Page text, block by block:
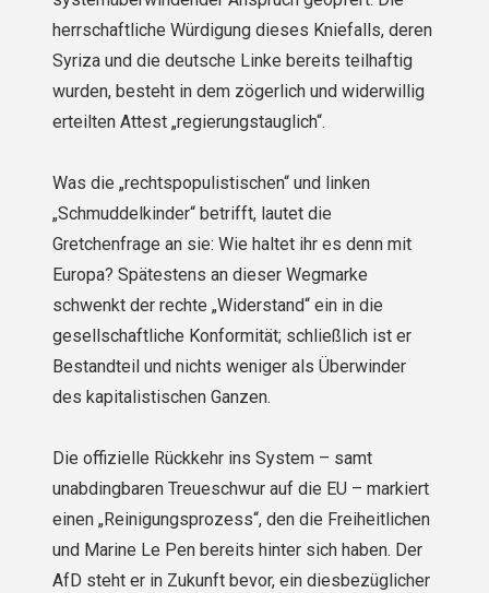
herrschaftliche Würdigung dieses Kniefalls, deren
Syriza und die deutsche Linke bereits teilhaftig
wurden, besteht in dem zögerlich und widerwillig
erteilten Attest „regierungstauglich“.
Was die „rechtspopulistischen“ und linken
„Schmuddelkinder“ betrifft, lautet die
Gretchenfrage an sie: Wie haltet ihr es denn mit
Europa? Spätestens an dieser Wegmarke
schwenkt der rechte „Widerstand“ ein in die
gesellschaftliche Konformität; schließlich ist er
Bestandteil und nichts weniger als Überwinder
des kapitalistischen Ganzen.
Die offizielle Rückkehr ins System – samt
unabdingbaren Treueschwur auf die EU – markiert
einen „Reinigungsprozess“, den die Freiheitlichen
und Marine Le Pen bereits hinter sich haben. Der
AfD steht er in Zukunft bevor, ein diesbezüglicher